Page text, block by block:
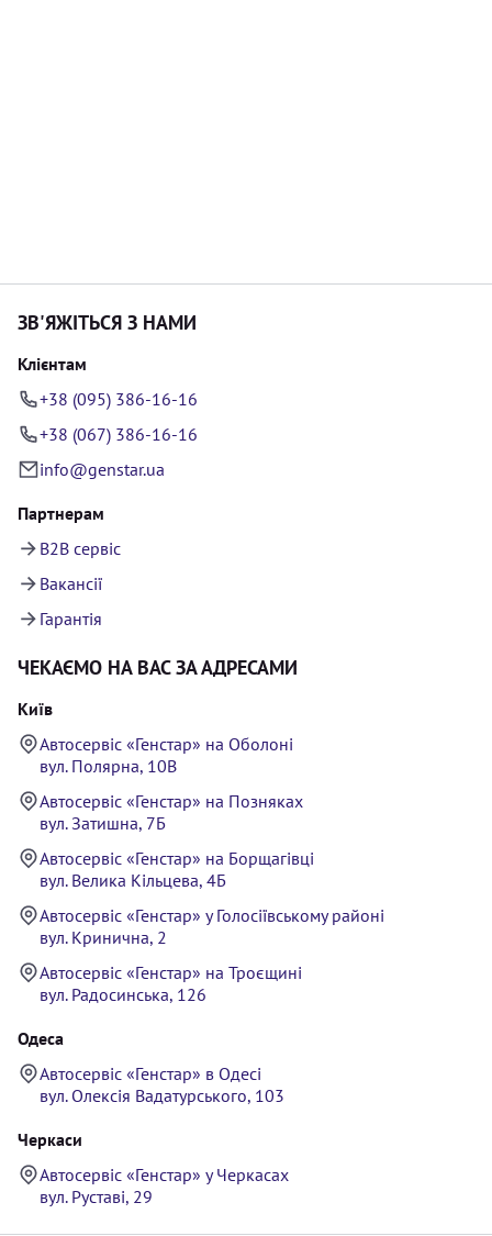
ЗВ'ЯЖІТЬСЯ З НАМИ
Клієнтам
+38 (095) 386-16-16
+38 (067) 386-16-16
info@genstar.ua
Партнерам
B2B сервіс
Вакансії
Гарантія
ЧЕКАЄМО НА ВАС ЗА АДРЕСАМИ
Київ
Автосервіс «Генстар» на Оболоні
вул. Полярна, 10В
Автосервіс «Генстар» на Позняках
вул. Затишна, 7Б
Автосервіс «Генстар» на Борщагівці
вул. Велика Кільцева, 4Б
Автосервіс «Генстар» у Голосіївському районі
вул. Кринична, 2
Автосервіс «Генстар» на Троєщині
вул. Радосинська, 126
Одеса
Автосервіс «Генстар» в Одесі
вул. Олексія Вадатурського, 103
Черкаси
Автосервіс «Генстар» у Черкасах
вул. Руставі, 29